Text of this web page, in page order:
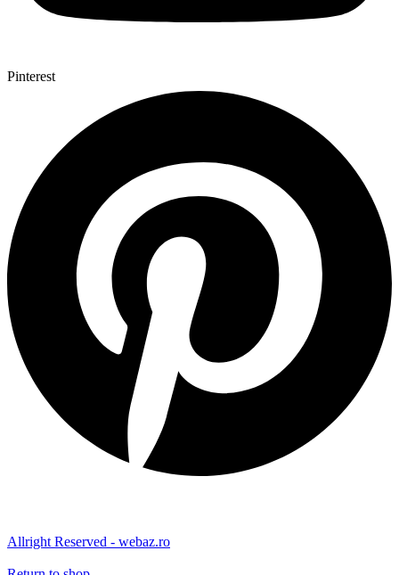
Pinterest
Allright Reserved - webaz.ro